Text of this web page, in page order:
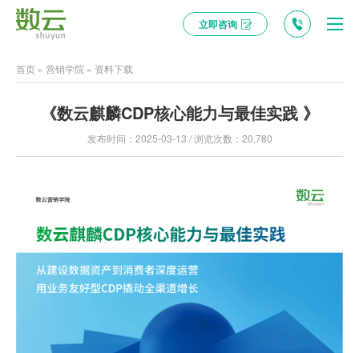
立即咨询
首页 » 营销学院 » 资料下载
《数云麒麟CDP核心能力与最佳实践 》
发布时间：2025-03-13 / 浏览次数：20,780